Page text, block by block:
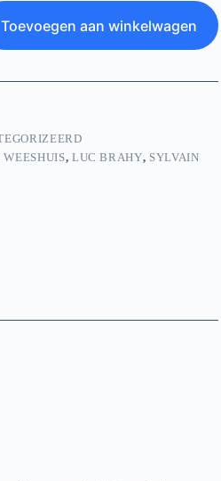
Toevoegen aan winkelwagen
WEESHUIS, LUC BRAHY, SYLVAIN